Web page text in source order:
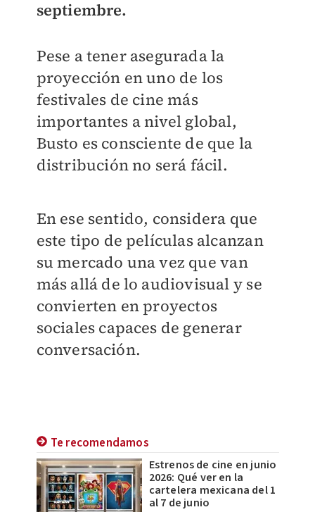
septiembre.
Pese a tener asegurada la
proyección en uno de los
festivales de cine más
importantes a nivel global,
Busto es consciente de que la
distribución no será fácil.
En ese sentido, considera que
este tipo de películas alcanzan
su mercado una vez que van
más allá de lo audiovisual y se
convierten en proyectos
sociales capaces de generar
conversación.
Te recomendamos
Estrenos de cine en junio
2026: Qué ver en la
cartelera mexicana del 1
al 7 de junio